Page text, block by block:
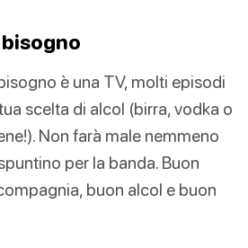
è una TV, molti episodi
scelta di alcol (birra, vodka o
Non farà male nemmeno
per la banda. Buon
buon alcol e buon